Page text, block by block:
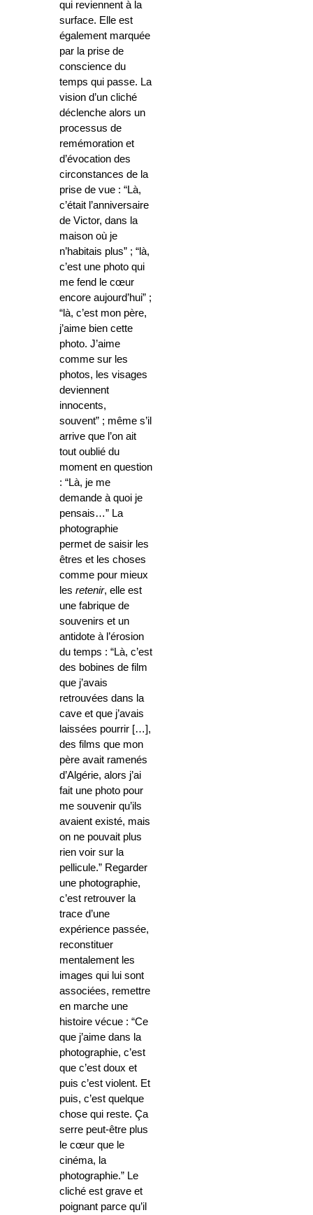
qui reviennent à la
surface. Elle est
également marquée
par la prise de
conscience du
temps qui passe. La
vision d’un cliché
déclenche alors un
processus de
remémoration et
d’évocation des
circonstances de la
prise de vue : “Là,
c’était l’anniversaire
de Victor, dans la
maison où je
n’habitais plus” ; “là,
c’est une photo qui
me fend le cœur
encore aujourd’hui” ;
“là, c’est mon père,
j’aime bien cette
photo. J’aime
comme sur les
photos, les visages
deviennent
innocents,
souvent” ; même s’il
arrive que l’on ait
tout oublié du
moment en question
: “Là, je me
demande à quoi je
pensais…” La
photographie
permet de saisir les
êtres et les choses
comme pour mieux
les retenir, elle est
une fabrique de
souvenirs et un
antidote à l’érosion
du temps : “Là, c’est
des bobines de film
que j’avais
retrouvées dans la
cave et que j’avais
laissées pourrir […],
des films que mon
père avait ramenés
d’Algérie, alors j’ai
fait une photo pour
me souvenir qu’ils
avaient existé, mais
on ne pouvait plus
rien voir sur la
pellicule.” Regarder
une photographie,
c’est retrouver la
trace d’une
expérience passée,
reconstituer
mentalement les
images qui lui sont
associées, remettre
en marche une
histoire vécue : “Ce
que j’aime dans la
photographie, c’est
que c’est doux et
puis c’est violent. Et
puis, c’est quelque
chose qui reste. Ça
serre peut-être plus
le cœur que le
cinéma, la
photographie.” Le
cliché est grave et
poignant parce qu’il